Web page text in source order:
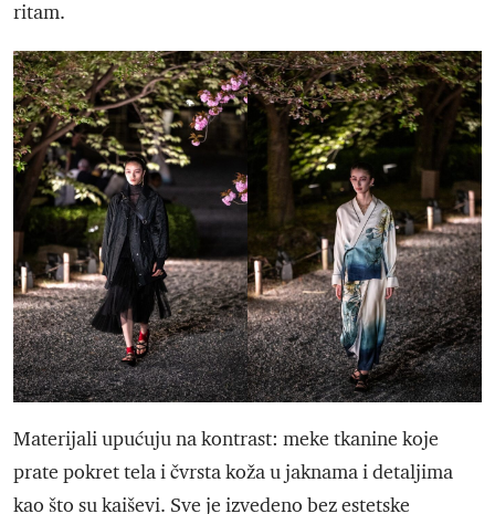
ritam.
Materijali upućuju na kontrast: meke tkanine koje
prate pokret tela i čvrsta koža u jaknama i detaljima
kao što su kaiševi. Sve je izvedeno bez estetske